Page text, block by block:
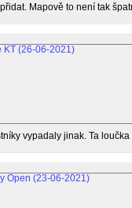
Mapově to není tak
vypadaly jinak. Ta